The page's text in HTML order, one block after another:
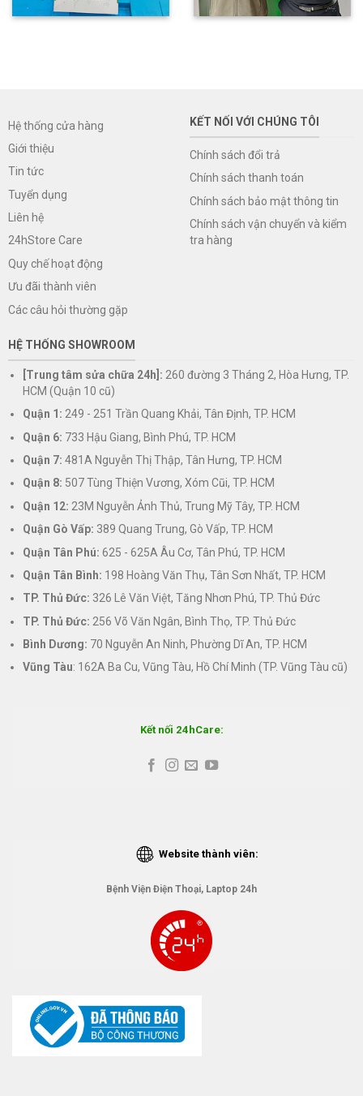
Hệ thống cửa hàng
Giới thiệu
Tin tức
Tuyển dụng
Liên hệ
24hStore Care
Quy chế hoạt động
Ưu đãi thành viên
Các câu hỏi thường gặp
KẾT NỐI VỚI CHÚNG TÔI
Chính sách đổi trả
Chính sách thanh toán
Chính sách bảo mật thông tin
Chính sách vận chuyển và kiểm
tra hàng
HỆ THỐNG SHOWROOM
[Trung tâm sửa chữa 24h]: 260 đường 3 Tháng 2, Hòa Hưng, TP.
HCM (Quận 10 cũ)
Quận 1: 249 - 251 Trần Quang Khải, Tân Định, TP. HCM
Quận 6: 733 Hậu Giang, Bình Phú, TP. HCM
Quận 7: 481A Nguyễn Thị Thập, Tân Hưng, TP. HCM
Quận 8: 507 Tùng Thiện Vương, Xóm Cũi, TP. HCM
Quận 12: 23M Nguyễn Ảnh Thủ, Trung Mỹ Tây, TP. HCM
Quận Gò Vấp: 389 Quang Trung, Gò Vấp, TP. HCM
Quận Tân Phú: 625 - 625A Âu Cơ, Tân Phú, TP. HCM
Quận Tân Bình: 198 Hoàng Văn Thụ, Tân Sơn Nhất, TP. HCM
TP. Thủ Đức: 326 Lê Văn Việt, Tăng Nhơn Phú, TP. Thủ Đức
TP. Thủ Đức: 256 Võ Văn Ngân, Bình Thọ, TP. Thủ Đức
Bình Dương: 70 Nguyễn An Ninh, Phường Dĩ An, TP. HCM
Vũng Tàu: 162A Ba Cu, Vũng Tàu, Hồ Chí Minh (TP. Vũng Tàu cũ)
Kết nối 24hCare:
Website thành viên:
Bệnh Viện Điện Thoại, Laptop 24h